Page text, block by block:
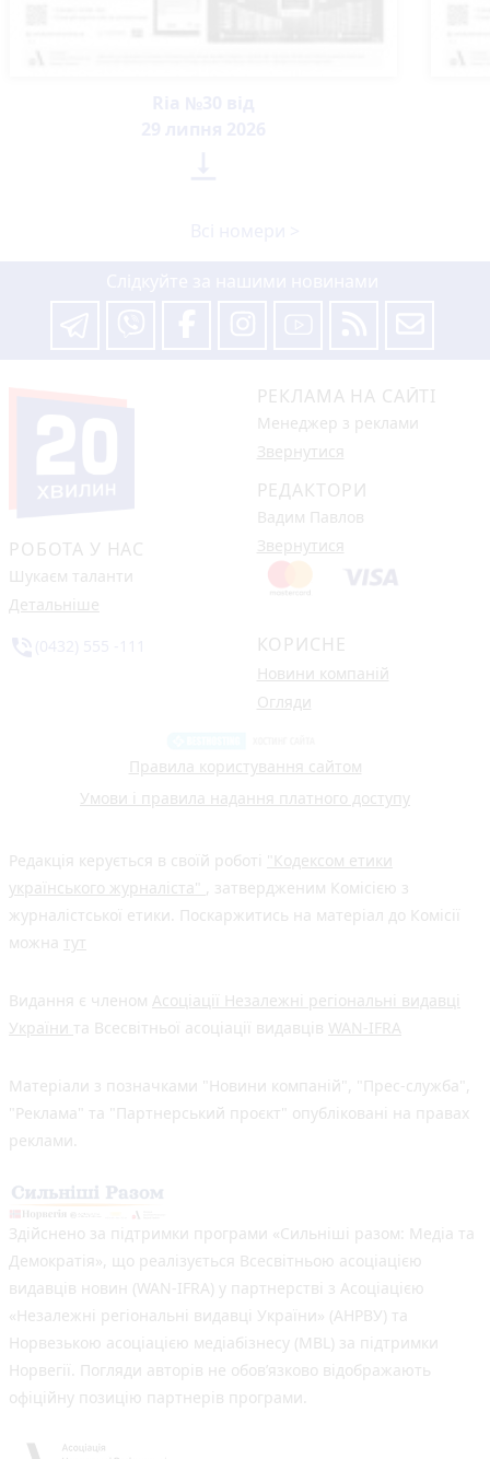
РОБОТА У НАС
Шукаєм таланти
Детальніше
РЕКЛАМА НА САЙТІ
Менеджер з реклами
Звернутися
РЕДАКТОРИ
Вадим Павлов
Звернутися
КОРИСНЕ
Новини компаній
Огляди
Правила користування сайтом
Умови і правила надання платного доступу
Редакція керується в своїй роботі "Кодексом етики
українського журналіста"
, затвердженим Комісією з
журналістської етики. Поскаржитись на матеріал до Комісії
можна тут
Видання є членом Асоціації Незалежні регіональні видавці
України та Всесвітньої асоціації видавців WAN-IFRA
Матеріали з позначками "Новини компаній", "Прес-служба",
"Реклама" та "Партнерський проєкт" опубліковані на правах
реклами.
Здійснено за підтримки програми «Сильніші разом: Медіа та
Демократія», що реалізується Всесвітньою асоціацією
видавців новин (WAN-IFRA) у партнерстві з Асоціацією
«Незалежні регіональні видавці України» (АНРВУ) та
Норвезькою асоціацією медіабізнесу (MBL) за підтримки
Норвегії. Погляди авторів не обов’язково відображають
офіційну позицію партнерів програми.